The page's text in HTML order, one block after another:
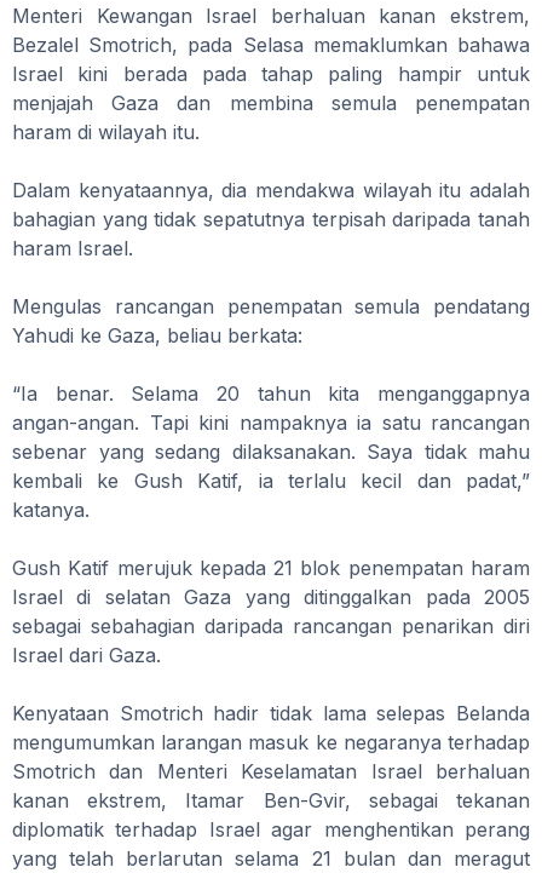
Menteri Kewangan Israel berhaluan kanan ekstrem,
Bezalel Smotrich, pada Selasa memaklumkan bahawa
Israel kini berada pada tahap paling hampir untuk
menjajah Gaza dan membina semula penempatan
haram di wilayah itu.
Dalam kenyataannya, dia mendakwa wilayah itu adalah
bahagian yang tidak sepatutnya terpisah daripada tanah
haram Israel.
Mengulas rancangan penempatan semula pendatang
Yahudi ke Gaza, beliau berkata:
“Ia benar. Selama 20 tahun kita menganggapnya
angan-angan. Tapi kini nampaknya ia satu rancangan
sebenar yang sedang dilaksanakan. Saya tidak mahu
kembali ke Gush Katif, ia terlalu kecil dan padat,”
katanya.
Gush Katif merujuk kepada 21 blok penempatan haram
Israel di selatan Gaza yang ditinggalkan pada 2005
sebagai sebahagian daripada rancangan penarikan diri
Israel dari Gaza.
Kenyataan Smotrich hadir tidak lama selepas Belanda
mengumumkan larangan masuk ke negaranya terhadap
Smotrich dan Menteri Keselamatan Israel berhaluan
kanan ekstrem, Itamar Ben-Gvir, sebagai tekanan
diplomatik terhadap Israel agar menghentikan perang
yang telah berlarutan selama 21 bulan dan meragut